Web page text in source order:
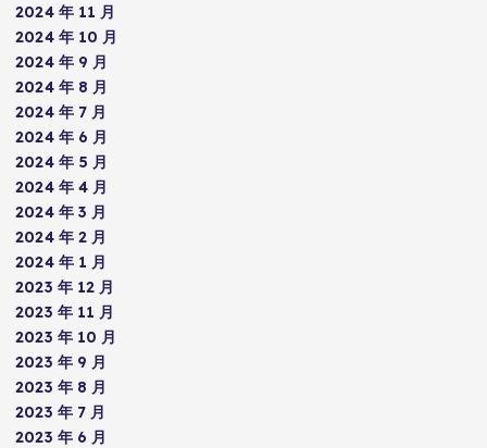
2024 年 11 月
2024 年 10 月
2024 年 9 月
2024 年 8 月
2024 年 7 月
2024 年 6 月
2024 年 5 月
2024 年 4 月
2024 年 3 月
2024 年 2 月
2024 年 1 月
2023 年 12 月
2023 年 11 月
2023 年 10 月
2023 年 9 月
2023 年 8 月
2023 年 7 月
2023 年 6 月